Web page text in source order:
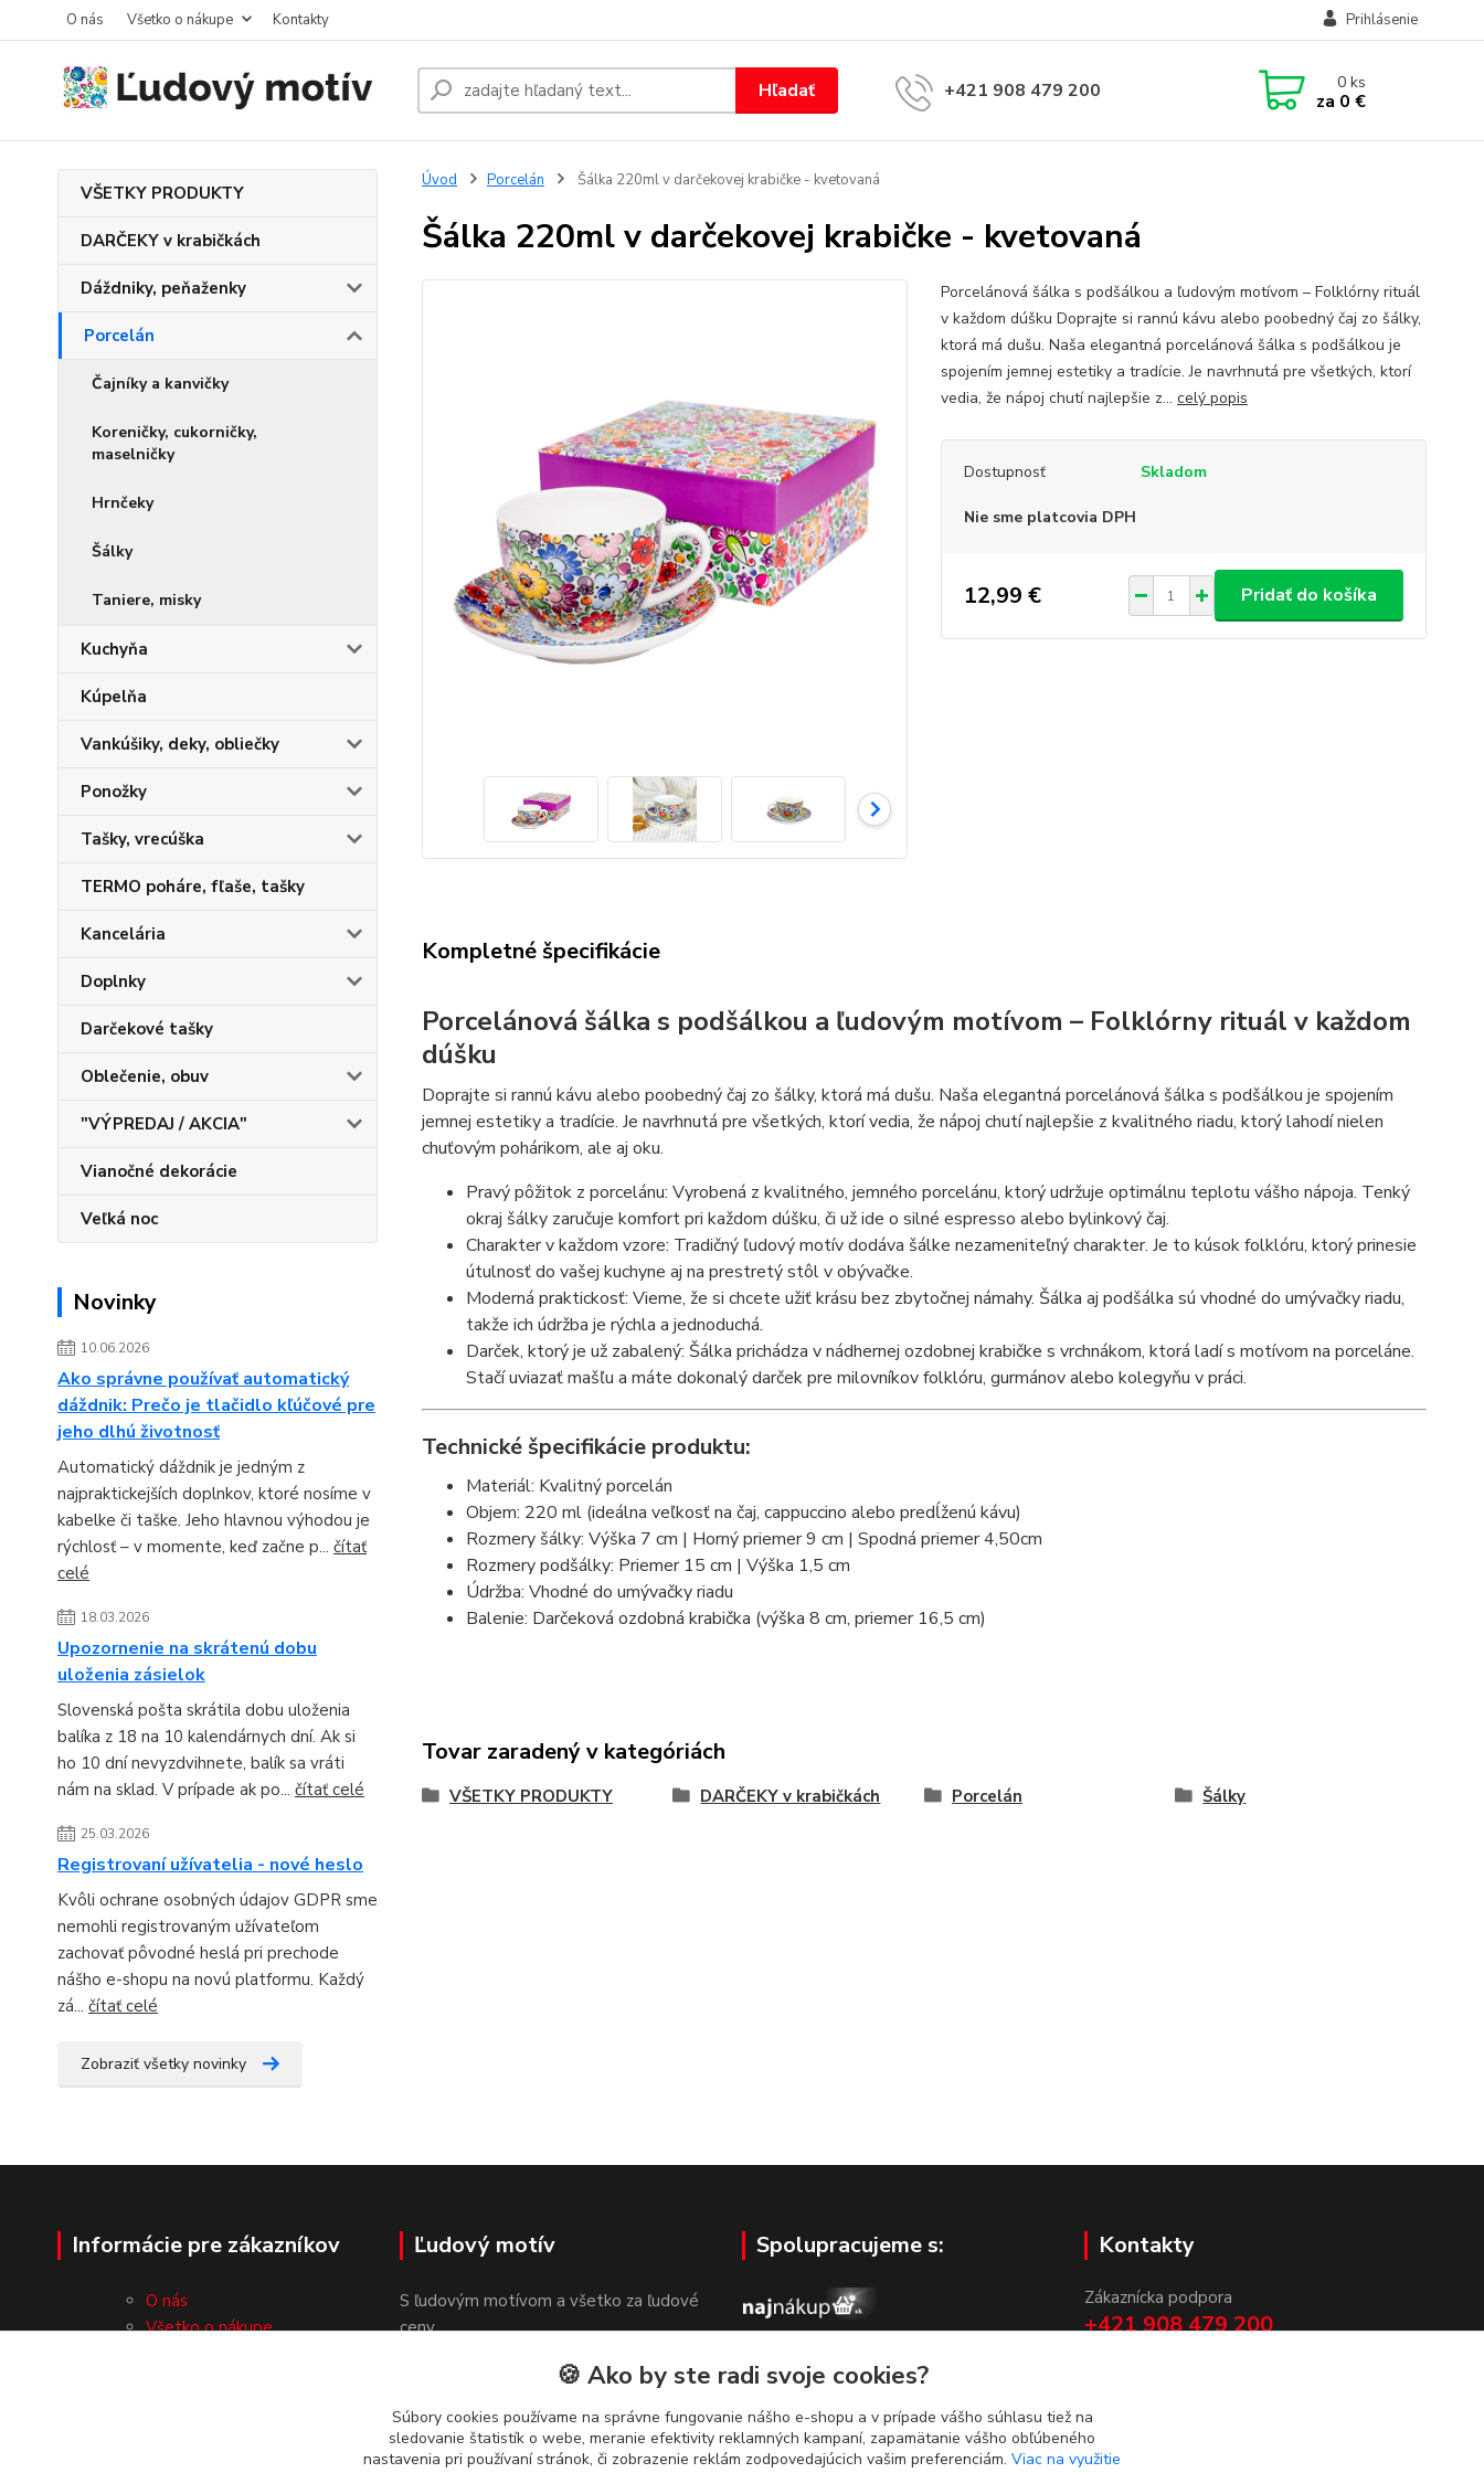
O nás Všetko o nákupe Kontakty Prihlásenie
Hľadať +421 908 479 200 0ks
za 0 €
VŠETKY PRODUKTY
DARČEKY v krabičkách
Dáždniky, peňaženky
Porcelán
Čajníky a kanvičky
Koreničky, cukorničky,
maselničky
Hrnčeky
Šálky
Taniere, misky
Kuchyňa
Kúpelňa
Vankúšiky, deky, obliečky
Ponožky
Tašky, vrecúška
TERMO poháre, fľaše, tašky
Kancelária
Doplnky
Darčekové tašky
Oblečenie, obuv
"VÝPREDAJ / AKCIA"
Vianočné dekorácie
Veľká noc
Novinky
10.06.2026
Ako správne používať automatický
dáždnik: Prečo je tlačidlo kľúčové pre
jeho dlhú životnosť
Automatický dáždnik je jedným z
najpraktickejších doplnkov, ktoré nosíme v
kabelke či taške. Jeho hlavnou výhodou je
rýchlosť – v momente, keď začne p... čítať
celé
18.03.2026
Upozornenie na skrátenú dobu
uloženia zásielok
Slovenská pošta skrátila dobu uloženia
balíka z 18 na 10 kalendárnych dní. Ak si
ho 10 dní nevyzdvihnete, balík sa vráti
nám na sklad. V prípade ak po... čítať celé
25.03.2026
Registrovaní užívatelia - nové heslo
Kvôli ochrane osobných údajov GDPR sme
nemohli registrovaným užívateľom
zachovať pôvodné heslá pri prechode
nášho e-shopu na novú platformu. Každý
zá... čítať celé
Zobraziť všetky novinky
Úvod Porcelán Šálka 220ml v darčekovej krabičke - kvetovaná
Šálka 220ml v darčekovej krabičke - kvetovaná
Porcelánová šálka s podšálkou a ľudovým motívom – Folklórny rituál
v každom dúšku Doprajte si rannú kávu alebo poobedný čaj zo šálky,
ktorá má dušu. Naša elegantná porcelánová šálka s podšálkou je
spojením jemnej estetiky a tradície. Je navrhnutá pre všetkých, ktorí
vedia, že nápoj chutí najlepšie z... celý popis
Dostupnosť Skladom
Nie sme platcovia DPH
12,99 € Pridať do košíka
Kompletné špecifikácie
Porcelánová šálka s podšálkou a ľudovým motívom – Folklórny rituál v každom
dúšku
Doprajte si rannú kávu alebo poobedný čaj zo šálky, ktorá má dušu. Naša elegantná porcelánová šálka s podšálkou je spojením
jemnej estetiky a tradície. Je navrhnutá pre všetkých, ktorí vedia, že nápoj chutí najlepšie z kvalitného riadu, ktorý lahodí nielen
chuťovým pohárikom, ale aj oku.
Pravý pôžitok z porcelánu: Vyrobená z kvalitného, jemného porcelánu, ktorý udržuje optimálnu teplotu vášho nápoja. Tenký
okraj šálky zaručuje komfort pri každom dúšku, či už ide o silné espresso alebo bylinkový čaj.
Charakter v každom vzore: Tradičný ľudový motív dodáva šálke nezameniteľný charakter. Je to kúsok folklóru, ktorý prinesie
útulnosť do vašej kuchyne aj na prestretý stôl v obývačke.
Moderná praktickosť: Vieme, že si chcete užiť krásu bez zbytočnej námahy. Šálka aj podšálka sú vhodné do umývačky riadu,
takže ich údržba je rýchla a jednoduchá.
Darček, ktorý je už zabalený: Šálka prichádza v nádhernej ozdobnej krabičke s vrchnákom, ktorá ladí s motívom na porceláne.
Stačí uviazať mašľu a máte dokonalý darček pre milovníkov folklóru, gurmánov alebo kolegyňu v práci.
Technické špecifikácie produktu:
Materiál: Kvalitný porcelán
Objem: 220 ml (ideálna veľkosť na čaj, cappuccino alebo predĺženú kávu)
Rozmery šálky: Výška 7 cm | Horný priemer 9 cm | Spodná priemer 4,50cm
Rozmery podšálky: Priemer 15 cm | Výška 1,5 cm
Údržba: Vhodné do umývačky riadu
Balenie: Darčeková ozdobná krabička (výška 8 cm, priemer 16,5 cm)
Tovar zaradený v kategóriách
VŠETKY PRODUKTY DARČEKY v krabičkách Porcelán Šálky
Informácie pre zákazníkov
O nás
Všetko o nákupe
Ľudový motív
S ľudovým motívom a všetko za ľudové
ceny.
Spolupracujeme s: Kontakty
Zákaznícka podpora
+421 908 479 200
🍪 Ako by ste radi svoje cookies?
Súbory cookies používame na správne fungovanie nášho e-shopu a v prípade vášho súhlasu tiež na
sledovanie štatistík o webe, meranie efektivity reklamných kampaní, zapamätanie vášho obľúbeného
nastavenia pri používaní stránok, či zobrazenie reklám zodpovedajúcich vašim preferenciám. Viac na využitie